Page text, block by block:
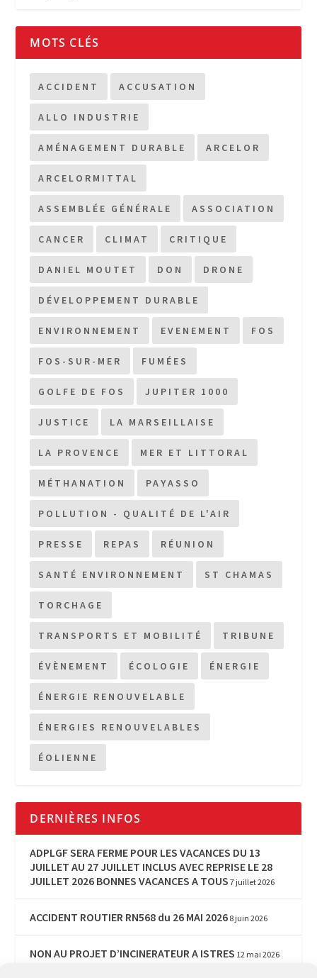
MOTS CLÉS
ACCIDENT ACCUSATION
ALLO INDUSTRIE
AMÉNAGEMENT DURABLE ARCELOR
ARCELORMITTAL
ASSEMBLÉE GÉNÉRALE ASSOCIATION
CANCER CLIMAT CRITIQUE
DANIEL MOUTET DON DRONE
DÉVELOPPEMENT DURABLE
ENVIRONNEMENT EVENEMENT FOS
FOS-SUR-MER FUMÉES
GOLFE DE FOS JUPITER 1000
JUSTICE LA MARSEILLAISE
LA PROVENCE MER ET LITTORAL
MÉTHANATION PAYASSO
POLLUTION - QUALITÉ DE L'AIR
PRESSE REPAS RÉUNION
SANTÉ ENVIRONNEMENT ST CHAMAS
TORCHAGE
TRANSPORTS ET MOBILITÉ TRIBUNE
ÉVÈNEMENT ÉCOLOGIE ÉNERGIE
ÉNERGIE RENOUVELABLE
ÉNERGIES RENOUVELABLES
ÉOLIENNE
DERNIÈRES INFOS
ADPLGF SERA FERME POUR LES VACANCES DU 13
JUILLET AU 27 JUILLET INCLUS AVEC REPRISE LE 28
JUILLET 2026 BONNES VACANCES A TOUS 7 juillet 2026
ACCIDENT ROUTIER RN568 du 26 MAI 2026 8 juin 2026
NON AU PROJET D’INCINERATEUR A ISTRES 12 mai 2026